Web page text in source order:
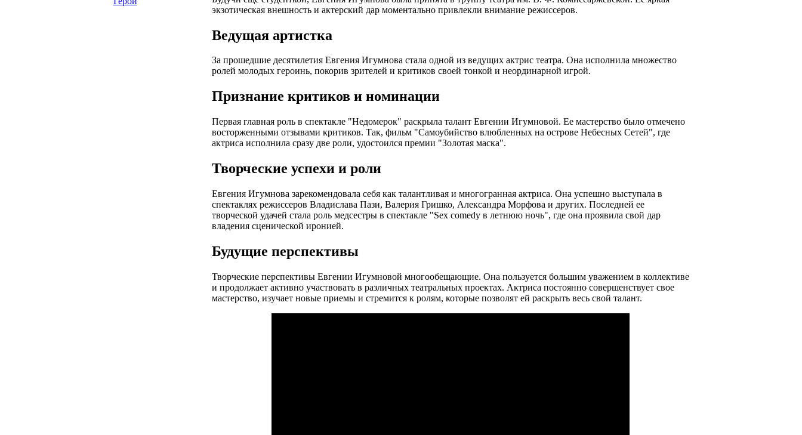
экзотическая внешность и актерский дар моментально привлекли внимание режиссеров.
Ведущая артистка
За прошедшие десятилетия Евгения Игумнова стала одной из ведущих актрис театра. Она исполнила множество
ролей молодых героинь, покорив зрителей и критиков своей тонкой и неординарной игрой.
Признание критиков и номинации
Первая главная роль в спектакле "Недомерок" раскрыла талант Евгении Игумновой. Ее мастерство было отмечено
восторженными отзывами критиков. Так, фильм "Самоубийство влюбленных на острове Небесных Сетей", где
актриса исполнила сразу две роли, удостоился премии "Золотая маска".
Творческие успехи и роли
Евгения Игумнова зарекомендовала себя как талантливая и многогранная актриса. Она успешно выступала в
спектаклях режиссеров Владислава Пази, Валерия Гришко, Александра Морфова и других. Последней ее
творческой удачей стала роль медсестры в спектакле "Sex comedy в летнюю ночь", где она проявила свой дар
владения сценической иронией.
Будущие перспективы
Творческие перспективы Евгении Игумновой многообещающие. Она пользуется большим уважением в коллективе
и продолжает активно участвовать в различных театральных проектах. Актриса постоянно совершенствует свое
мастерство, изучает новые приемы и стремится к ролям, которые позволят ей раскрыть весь свой талант.